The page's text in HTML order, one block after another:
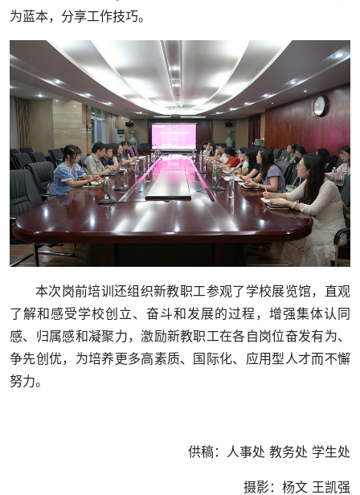
为蓝本，分享工作技巧。
本次岗前培训还组织新教职工参观了学校展览馆，直观
了解和感受学校创立、奋斗和发展的过程，增强集体认同
感、归属感和凝聚力，激励新教职工在各自岗位奋发有为、
争先创优，为培养更多高素质、国际化、应用型人才而不懈
努力。
供稿：人事处 教务处 学生处
摄影：杨文 王凯强